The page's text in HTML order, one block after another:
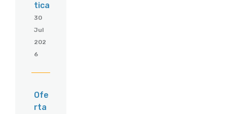
tica
30
Jul
202
6
Ofe
rta